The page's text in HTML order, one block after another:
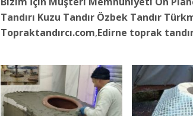
Tandırı Kuzu Tandır Özbek Tandır
Topraktandırcı.com,Edirne toprak